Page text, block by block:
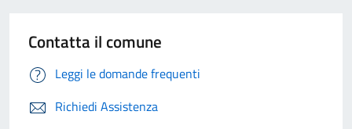
Contatta il comune
Leggi le domande frequenti
Richiedi Assistenza